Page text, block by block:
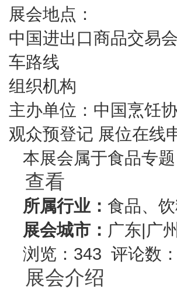
展会地点：
中国进出口商品交易
车路线
组织机构
主办单位：中国烹饪
观众预登记 展位在线
本展会属于食品专题
查看
所属行业： 食品、
展会城市： 广东|广州
浏览：343 评论数：
展会介绍